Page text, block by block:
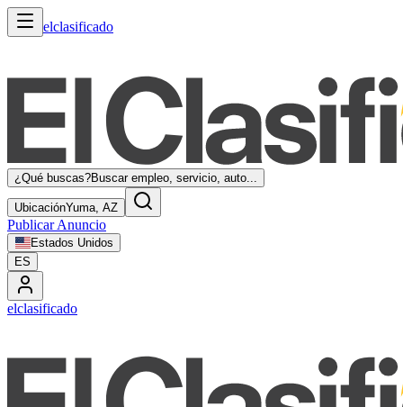
elclasificado
¿Qué buscas?Buscar empleo, servicio, auto...
UbicaciónYuma, AZ
Publicar Anuncio
Estados Unidos
ES
elclasificado